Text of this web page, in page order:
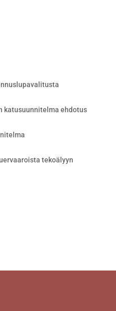
katusuunnitelma ehdotus
tekoälyyn